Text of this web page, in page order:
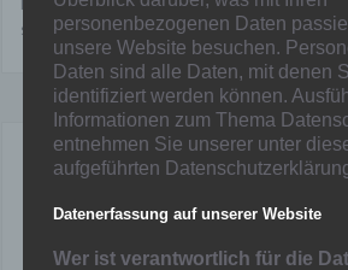
statt.
Mainka
personenbezogenen Daten
unsere Website besuchen.
Daten sind alle Daten, mit denen
identifiziert werden können.
Informationen zum Thema
entnehmen Sie unserer unter
aufgeführten
Datenerfassung auf unserer Website
Wer ist verantwortlich für die